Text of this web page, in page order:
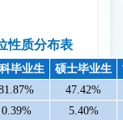
性质分布表
毕业生 硕士毕业生
47.42%
0.39%
5.40%